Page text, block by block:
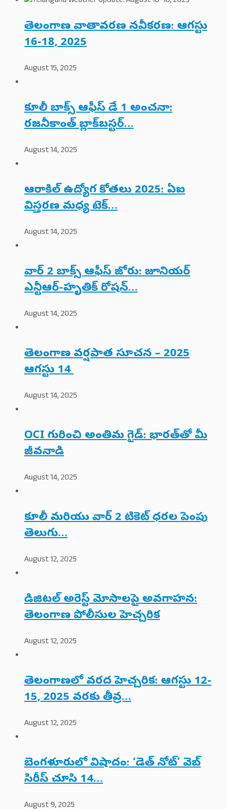
తెలంగాణ వాతావరణ నవీకరణ: ఆగస్టు
16-18, 2025
August 15, 2025
కూలీ బాక్స్ ఆఫీస్ డే 1 అంచనా:
రజనీకాంత్ బ్లాక్‌బస్టర్…
August 14, 2025
ఆరాకిల్ ఉద్యోగ కోతలు 2025: ఏఐ
విస్తరణ మధ్య టెక్…
August 14, 2025
వార్ 2 బాక్స్ ఆఫీస్ జోరు: జూనియర్
ఎన్టీఆర్-హృతిక్ రోషన్…
August 14, 2025
తెలంగాణ వర్షపాత సూచన – 2025
ఆగస్టు 14
August 14, 2025
OCI గురించి అంతిమ గైడ్: భారత్‌తో మీ
జీవనాడి
August 14, 2025
కూలీ మరియు వార్ 2 టికెట్ ధరల పెంపు
తెలుగు…
August 12, 2025
డిజిటల్ అరెస్ట్ మోసాలపై అవగాహన:
తెలంగాణ పోలీసుల హెచ్చరిక
August 12, 2025
తెలంగాణలో వరద హెచ్చరిక: ఆగస్టు 12-
15, 2025 వరకు తీవ్ర…
August 12, 2025
బెంగళూరులో విషాదం: ‘డెత్ నోట్’ వెబ్
సిరీస్ చూసి 14…
August 9, 2025